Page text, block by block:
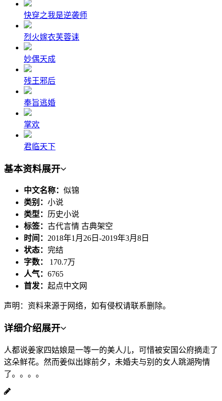
快穿之我是逆袭师
烈火嫁衣芙蓉诔
妙偶天成
残王邪后
奉旨逃婚
掌欢
君临天下
基本资料展开
中文名称： 似锦
类别： 小说
类型： 历史小说
标签： 古代言情 古典架空
时间： 2018年1月26日-2019年3月8日
状态： 完结
字数： 170.7万
人气： 6765
首发： 起点中文网
声明：资料来源于网络，如有侵权请联系删除。
详细介绍展开
人都说姜家四姑娘是一等一的美人儿，可惜被安国公府摘走了
这朵鲜花。然而姜似出嫁前夕，未婚夫与别的女人跳湖殉情
了。。。。